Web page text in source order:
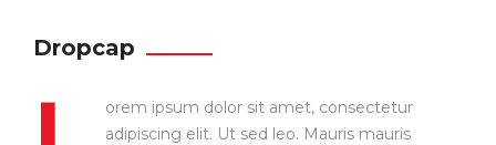
Dropcap
orem ipsum dolor sit amet, consectetur
adipiscing elit. Ut sed leo. Mauris mauris